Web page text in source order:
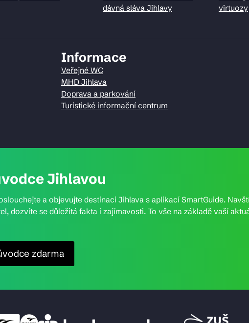
dávná sláva Jihlavy
virtuozy
Informace
Veřejné WC
MHD Jihlava
Doprava a parkování
Turistické informační centrum
Jihlavou
a objevujte destinaci Jihlava s aplikací SmartGuide.
dozvíte se důležitá fakta i zajímavosti. To vše na základě vaší
zdarma